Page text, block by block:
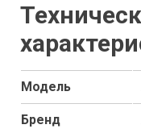
Модель
Бренд